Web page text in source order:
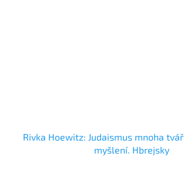
Rivka Hoewitz: Judaismus mnoha
myšlení. Hbrejsky